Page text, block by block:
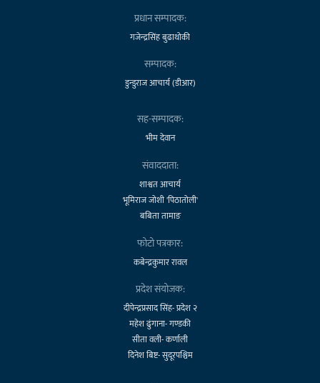
प्रधान सम्पादक:
गजेन्द्रसिंह बुढाथोकी
सम्पादक:
डुन्डुराज आचार्य (डीआर)
सह-सम्पादक:
भीम देवान
संवाददाता:
शाश्वत आचार्य
भूमिराज जोशी 'पिठातोली'
बबिता तामाङ
फोटो पत्रकार:
कबेन्द्रकुमार रावल
प्रदेश संयोजक:
दीपेन्द्रप्रसाद सिंह- प्रदेश २
महेश ढुंगाना- गण्डकी
सीता वली- कर्णाली
दिनेश बिष्ट- सुदूरपश्चिम